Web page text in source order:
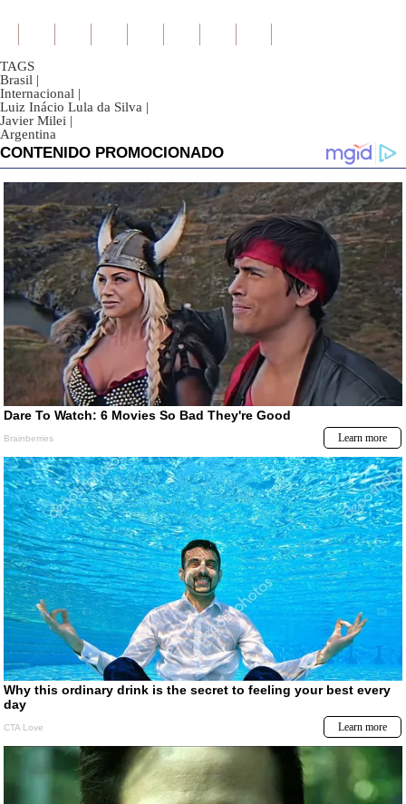
TAGS
Brasil |
Internacional |
Luiz Inácio Lula da Silva |
Javier Milei |
Argentina